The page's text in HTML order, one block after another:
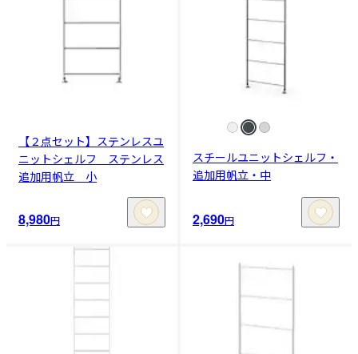
【２点セット】ステンレスユ
ニットシェルフ ステンレス
追加用帆立 小
8,980円
スチールユニットシェルフ・
追加用帆立・中
2,690円